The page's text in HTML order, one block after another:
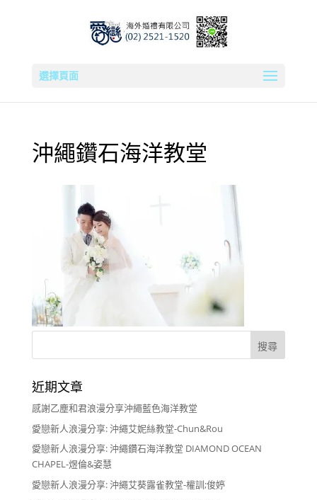
選擇頁面
沖繩鑽石海洋教堂
近期文章
感謝乙塵和君浪漫分享沖繩藍色海洋教堂
愛戀新人浪漫分享: 沖繩艾妮絲教堂-Chun&Rou
愛戀新人浪漫分享: 沖繩鑽石海洋教堂 DIAMOND OCEAN
CHAPEL-煜倫&姿慧
愛戀新人浪漫分享: 沖繩艾葵露雀教堂-權訓;俊婷